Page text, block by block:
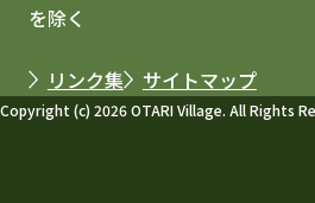
を除く
リンク集 サイトマップ
Copyright (c) 2026 OTARI Village. All Rights